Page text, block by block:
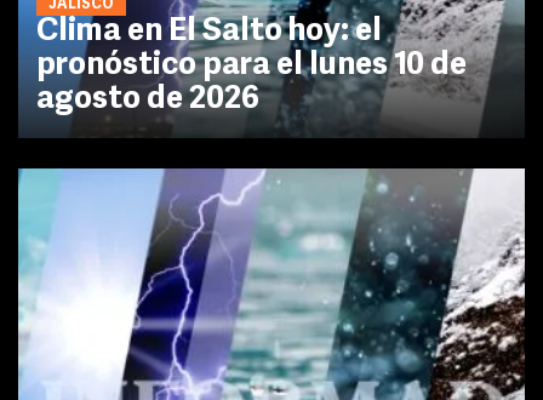
JALISCO
Clima en El Salto hoy: el
pronóstico para el lunes 10 de
agosto de 2026